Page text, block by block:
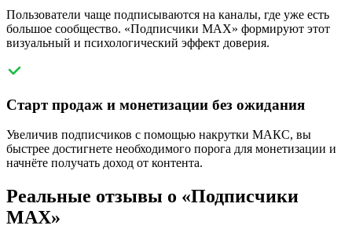
Пользователи чаще подписываются на каналы, где уже есть
большое сообщество. «Подписчики MAX» формируют этот
визуальный и психологический эффект доверия.
Старт продаж и монетизации без ожидания
Увеличив подписчиков с помощью накрутки МАКС, вы
быстрее достигнете необходимого порога для монетизации и
начнёте получать доход от контента.
Реальные отзывы о «Подписчики
MAX»